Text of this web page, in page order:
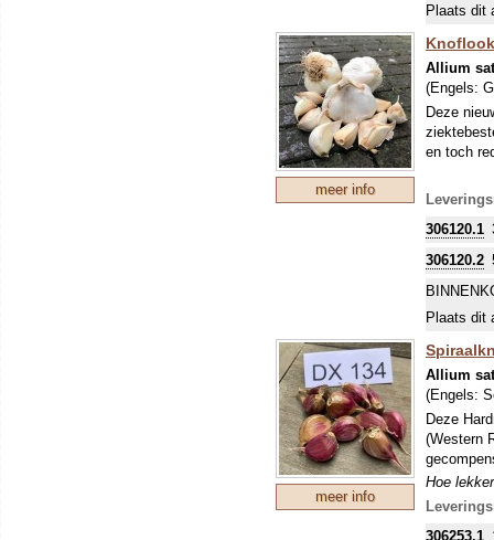
Plaats dit
meer info
Allium
(Engels:
Deze
en toch
306120.1
306120.2
Plaats dit
meer info
Allium
(Engels:
Deze
(Western
Hoe
met 1 of
306253.1